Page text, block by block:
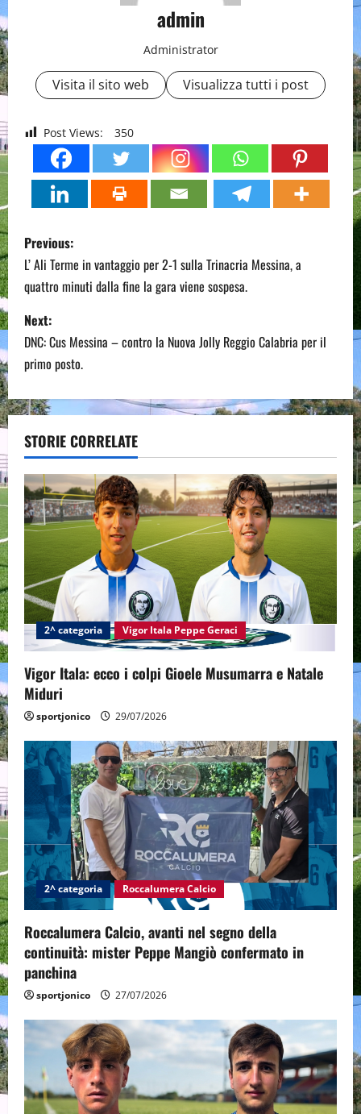
admin
Administrator
Visita il sito web Visualizza tutti i post
Post Views: 350
P
o
s
t
n
a
v
i
g
a
t
i
o
n
Previous:
L’ Ali Terme in vantaggio per 2-1 sulla Trinacria Messina, a
quattro minuti dalla fine la gara viene sospesa.
Next:
DNC: Cus Messina – contro la Nuova Jolly Reggio Calabria per il
primo posto.
STORIE CORRELATE
2^ categoria Vigor Itala Peppe Geraci
Vigor Itala: ecco i colpi Gioele Musumarra e Natale
Miduri
sportjonico 29/07/2026
2^ categoria Roccalumera Calcio
Roccalumera Calcio, avanti nel segno della
continuità: mister Peppe Mangiò confermato in
panchina
sportjonico 27/07/2026